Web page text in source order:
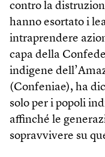
contro la
hanno esortato i
intraprendere
capa della
indigene
(Confeniae), ha
solo per i popoli
affinché le
sopravvivere su